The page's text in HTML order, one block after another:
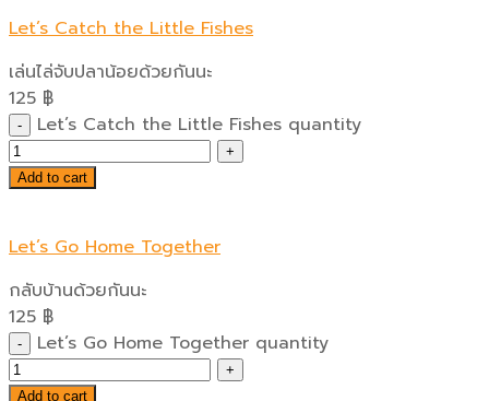
Let’s Catch the Little Fishes
เล่นไล่จับปลาน้อยด้วยกันนะ
125 ฿
Let’s Catch the Little Fishes quantity
Add to cart
Let’s Go Home Together
กลับบ้านด้วยกันนะ
125 ฿
Let’s Go Home Together quantity
Add to cart